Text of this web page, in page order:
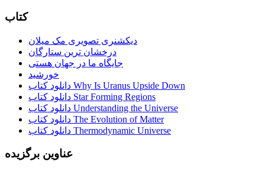
کتاب
دیکشنری تصویری مک میلان
درخشان ترین ستارگان
جایگاه ما در جهان هستی
خورشید
دانلود کتاب Why Is Uranus Upside Down
دانلود کتاب Star Forming Regions
دانلود کتاب Understanding the Universe
دانلود کتاب The Evolution of Matter
دانلود کتاب Thermodynamic Universe
عناوین برگزیده